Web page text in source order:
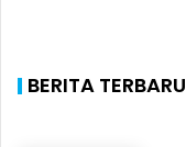
BERITA TERBARU